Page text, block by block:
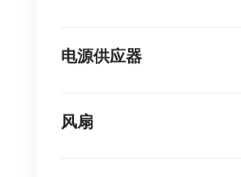
电源供应器
风扇